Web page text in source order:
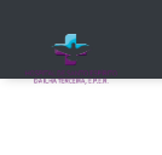
main